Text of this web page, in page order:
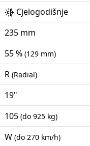
Cjelogodišnje
235 mm
55 % (129 mm)
R (Radial)
19"
105 (do 925 kg)
W (do 270 km/h)